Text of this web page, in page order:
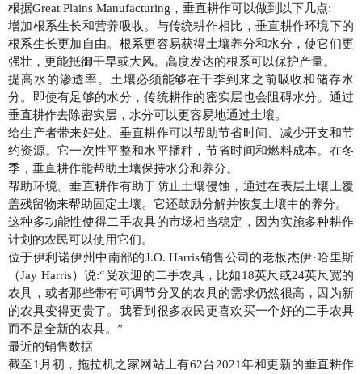
根据Great Plains Manufacturing，垂直耕作可以做到以下几点:
增加根系生长和营养吸收。与传统耕作相比，垂直耕作环境下的
根系生长更加自由。根系更容易获得土壤养分和水分，使它们更
强壮，更能抵御干旱或大风。高度发达的根系可以保护产量。
提高水的渗透率。土壤必须能够在干季到来之前吸收和储存水
分。即使有足够的水分，传统耕作的密实层也会阻碍水分。通过
垂直耕作去除密实层，水分可以更容易地通过土壤。
给生产者带来好处。垂直耕作可以帮助节省时间、减少开支和节
约资源。它一次性平整和水平播种，节省时间和燃料成本。在冬
季，垂直耕作能帮助土壤保持水分和养分。
帮助环境。垂直耕作有助于防止土壤侵蚀，通过在表层土壤上覆
盖残留物来帮助固定土壤。它还鼓励分解并恢复土壤中的养分。
这种多功能性使得二手农具的市场相当稳定，因为实施多种耕作
计划的农民可以使用它们。
位于伊利诺伊州中南部的J.O. Harris销售公司的老板杰伊·哈里斯
（Jay Harris）说:“受欢迎的二手农具，比如18英尺或24英尺宽的
农具，或者那些带有可调节分叉的农具的需求仍然很高，因为新
的农具变得更贵了。我看到很多农民更喜欢买一个好的二手农具
而不是全新的农具。”
最近的销售数据
截至1月初，拖拉机之家网站上有62台2021年和更新的垂直耕作